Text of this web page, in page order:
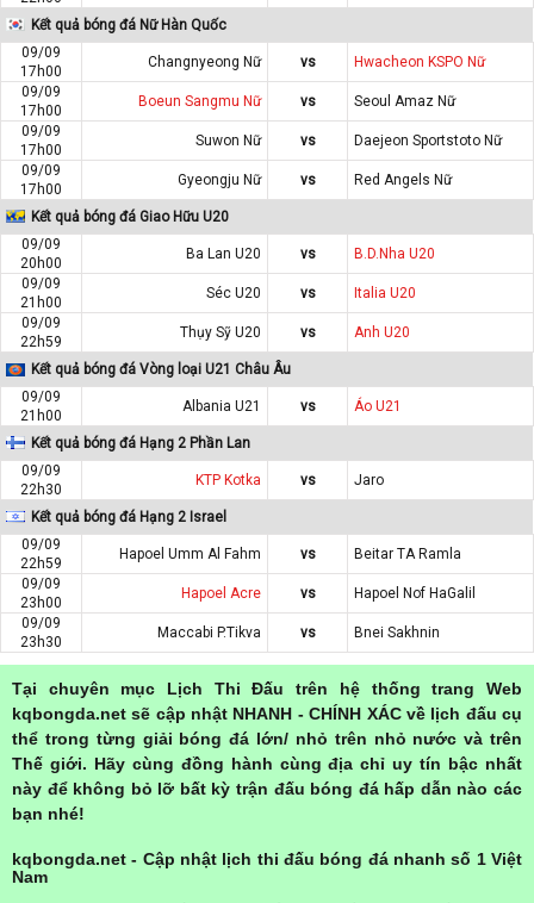
Kết quả bóng đá Nữ Hàn Quốc
09/09
17h00
Changnyeong Nữ vs
Hwacheon KSPO Nữ
09/09
17h00
Boeun Sangmu Nữ vs
Seoul Amaz Nữ
09/09
17h00
Suwon Nữ vs
Daejeon Sportstoto Nữ
09/09
17h00
Gyeongju Nữ vs Red Angels Nữ
Kết quả bóng đá Giao Hữu U20
09/09
20h00
Ba Lan U20 vs
B.D.Nha U20
09/09
21h00
Séc U20 vs
Italia U20
09/09
22h59
Thụy Sỹ U20 vs Anh U20
Kết quả bóng đá Vòng loại U21 Châu Âu
09/09
21h00
Albania U21 vs Áo U21
Kết quả bóng đá Hạng 2 Phần Lan
09/09
22h30
KTP Kotka vs Jaro
Kết quả bóng đá Hạng 2 Israel
09/09
22h59
Hapoel Umm Al Fahm vs
Beitar TA Ramla
09/09
23h00
Hapoel Acre vs
Hapoel Nof HaGalil
09/09
23h30
Maccabi P.Tikva vs Bnei Sakhnin
Tại chuyên mục Lịch Thi Đấu trên hệ thống trang Web
kqbongda.net sẽ cập nhật NHANH - CHÍNH XÁC về lịch đấu cụ
thể trong từng giải bóng đá lớn/ nhỏ trên nhỏ nước và trên
Thế giới. Hãy cùng đồng hành cùng địa chỉ uy tín bậc nhất
này để không bỏ lỡ bất kỳ trận đấu bóng đá hấp dẫn nào các
bạn nhé!
kqbongda.net - Cập nhật lịch thi đấu bóng đá nhanh số 1 Việt
Nam